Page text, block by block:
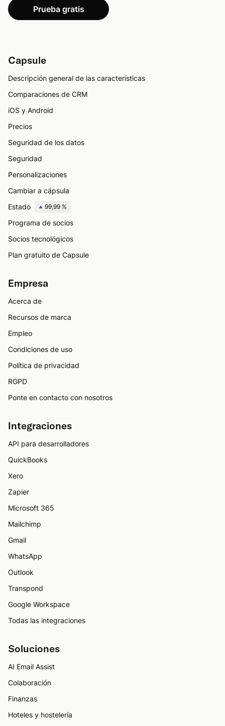
Prueba gratis
Capsule
Descripción general de las características
Comparaciones de CRM
iOS y Android
Precios
Seguridad de los datos
Seguridad
Personalizaciones
Cambiar a cápsula
Estado
99,99 %
Programa de socios
Socios tecnológicos
Plan gratuito de Capsule
Empresa
Acerca de
Recursos de marca
Empleo
Condiciones de uso
Política de privacidad
RGPD
Ponte en contacto con nosotros
Integraciones
API para desarrolladores
QuickBooks
Xero
Zapier
Microsoft 365
Mailchimp
Gmail
WhatsApp
Outlook
Transpond
Google Workspace
Todas las integraciones
Soluciones
AI Email Assist
Colaboración
Finanzas
Hoteles y hostelería